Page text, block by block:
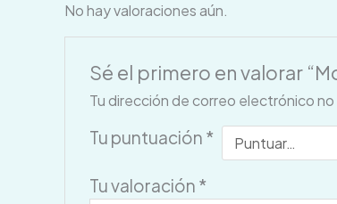
No hay valoraciones aún.
Sé el primero en valorar
Tu dirección de correo electrónico
Tu puntuación *
Tu valoración *